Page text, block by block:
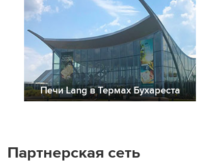
Печи Lang в Термах Бухареста
Партнерская сеть